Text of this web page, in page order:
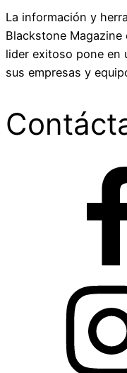
La información y
Blackstone
lider exitoso pone en
sus empresas y